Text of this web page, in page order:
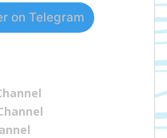
on Telegram